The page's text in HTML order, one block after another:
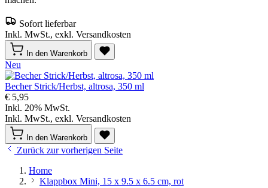
Sofort lieferbar
Inkl. MwSt., exkl. Versandkosten
In den Warenkorb
Neu
Becher Strick/Herbst, altrosa, 350 ml
€ 5,95
Inkl. 20% MwSt.
Inkl. MwSt., exkl. Versandkosten
In den Warenkorb
Zurück zur vorherigen Seite
Home
Klappbox Mini, 15 x 9.5 x 6.5 cm, rot